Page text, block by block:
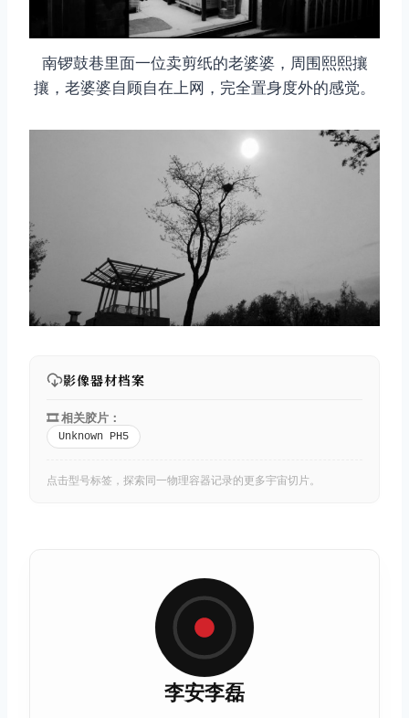
南锣鼓巷里面一位卖剪纸的老婆婆，周围熙熙攘
攘，老婆婆自顾自在上网，完全置身度外的感觉。
影像器材档案
🎞️ 相关胶片：
Unknown PH5
点击型号标签，探索同一物理容器记录的更多宇宙切片。
李安李磊